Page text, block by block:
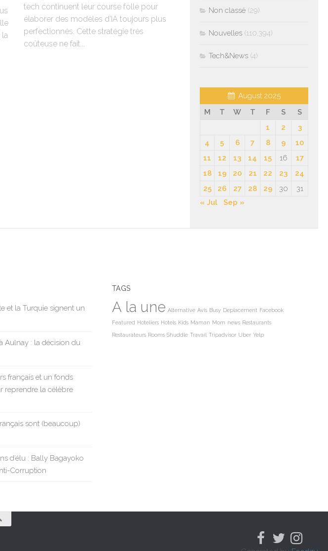
tech continuent leur course folle pour
élaborer des modèles d’IA toujours plus
perfectionnés. Cette stratégie très
coûteuse ne fait...
Non classé (29)
Nouvelles (110,394)
Tech&News (4)
August 2025
M
T W T F S
S
1
2
3
4
5 6 7 8 9
10
11
12 13 14 15 16
17
18
19 20 21 22 23
24
25
26 27 28 29 30
31
« Jul
Sep »
et la Turquie signent un
Aulnay : la décision du
français et un fonds
reprendre la célèbre
sont (beaucoup)
d’élu : Bally Bagayoko
Corruption
TAGS
A la une Alternative Avis Busy Deplacement Facebook
Featured Hoteliers Hotels Kids Maman Mom news Restaurants
Restaurateurs Rooms Shuddle Travail Tripadvisor Uber Yelp